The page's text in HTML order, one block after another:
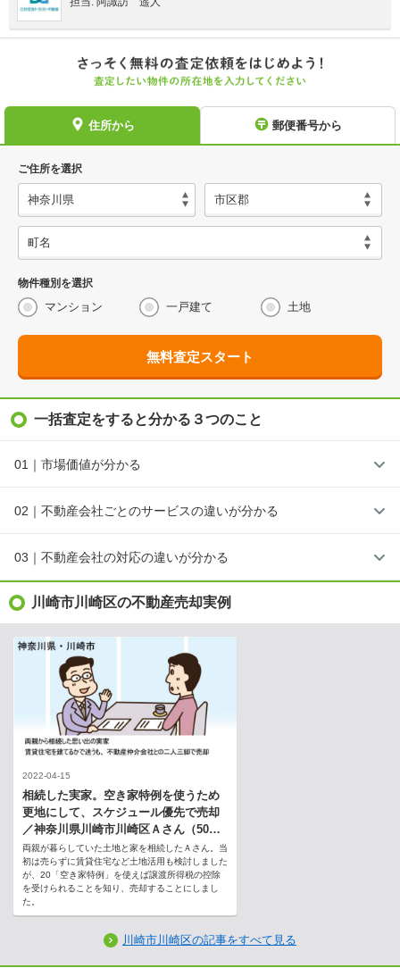
住所から 郵便番号から
ご住所を選択
物件種別を選択
マンション 一戸建て 土地
無料査定スタート
一括査定をすると分かる３つのこと
01｜市場価値が分かる
02｜不動産会社ごとのサービスの違いが分かる
03｜不動産会社の対応の違いが分かる
川崎市川崎区の不動産売却実例
2022-04-15
相続した実家。空き家特例を使うため
更地にして、スケジュール優先で売却
／神奈川県川崎市川崎区Ａさん（50
代）
両親が暮らしていた土地と家を相続したＡさん。当
初は売らずに賃貸住宅など土地活用も検討しました
が、20「空き家特例」を使えば譲渡所得税の控除
を受けられることを知り、売却することにしまし
た。
川崎市川崎区の記事をすべて見る